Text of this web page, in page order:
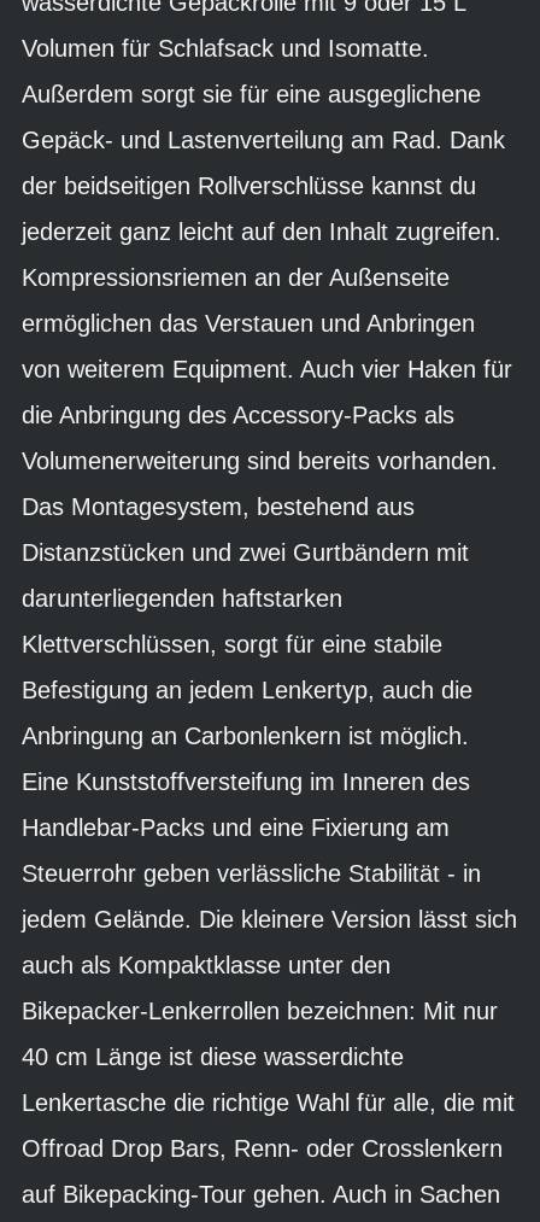
Volumen für Schlafsack und Isomatte.
Außerdem sorgt sie für eine ausgeglichene
Gepäck- und Lastenverteilung am Rad. Dank
der beidseitigen Rollverschlüsse kannst du
jederzeit ganz leicht auf den Inhalt zugreifen.
Kompressionsriemen an der Außenseite
ermöglichen das Verstauen und Anbringen
von weiterem Equipment. Auch vier Haken für
die Anbringung des Accessory-Packs als
Volumenerweiterung sind bereits vorhanden.
Das Montagesystem, bestehend aus
Distanzstücken und zwei Gurtbändern mit
darunterliegenden haftstarken
Klettverschlüssen, sorgt für eine stabile
Befestigung an jedem Lenkertyp, auch die
Anbringung an Carbonlenkern ist möglich.
Eine Kunststoffversteifung im Inneren des
Handlebar-Packs und eine Fixierung am
Steuerrohr geben verlässliche Stabilität - in
jedem Gelände. Die kleinere Version lässt sich
auch als Kompaktklasse unter den
Bikepacker-Lenkerrollen bezeichnen: Mit nur
40 cm Länge ist diese wasserdichte
Lenkertasche die richtige Wahl für alle, die mit
Offroad Drop Bars, Renn- oder Crosslenkern
auf Bikepacking-Tour gehen. Auch in Sachen